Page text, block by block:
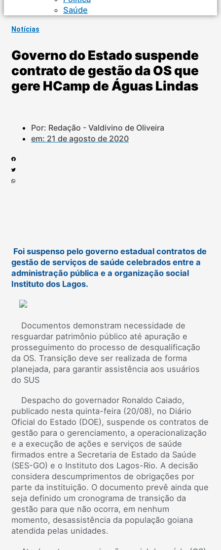
Saúde
Notícias
Governo do Estado suspende
contrato de gestão da OS que
gere HCamp de Águas Lindas
Por: Redação - Valdivino de Oliveira
em: 21 de agosto de 2020
Foi suspenso pelo governo estadual contratos de
gestão de serviços de saúde celebrados entre a
administração pública e a organização social
Instituto dos Lagos.
Documentos demonstram necessidade de
resguardar patrimônio público até apuração e
prosseguimento do processo de desqualificação
da OS. Transição deve ser realizada de forma
planejada, para garantir assistência aos usuários
do SUS
Despacho do governador Ronaldo Caiado,
publicado nesta quinta-feira (20/08), no Diário
Oficial do Estado (DOE), suspende os contratos de
gestão para o gerenciamento, a operacionalização
e a execução de ações e serviços de saúde
firmados entre a Secretaria de Estado da Saúde
(SES-GO) e o Instituto dos Lagos-Rio. A decisão
considera descumprimentos de obrigações por
parte da instituição. O documento prevê ainda que
seja definido um cronograma de transição da
gestão para que não ocorra, em nenhum
momento, desassistência da população goiana
atendida pelas unidades.